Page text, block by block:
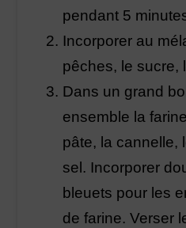
pendant 5
Incorporer au
pêches, le sucre,
Dans un grand
ensemble la
pâte, la cannelle,
sel. Incorporer
bleuets pour les
de farine. Verser